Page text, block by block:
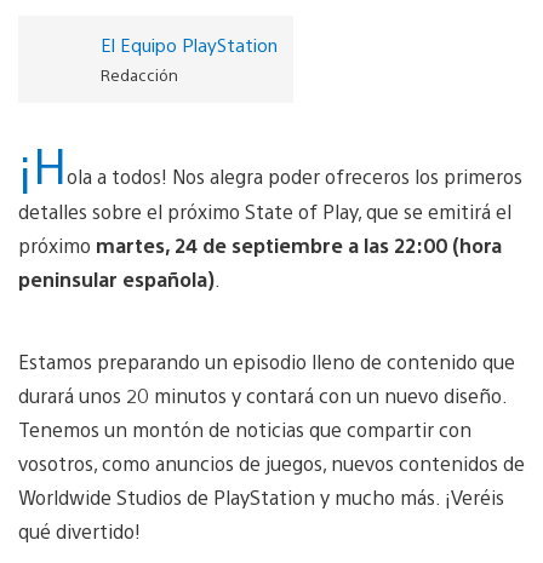
El Equipo PlayStation
Redacción
¡Hola a todos! Nos alegra poder ofreceros los primeros
detalles sobre el próximo State of Play, que se emitirá el
próximo martes, 24 de septiembre a las 22:00 (hora
peninsular española)
Estamos preparando un episodio lleno de contenido que
durará unos 20 minutos y contará con un nuevo diseño.
Tenemos un montón de noticias que compartir con
vosotros, como anuncios de juegos, nuevos contenidos de
Worldwide Studios de PlayStation y mucho más. ¡Veréis
qué divertido!